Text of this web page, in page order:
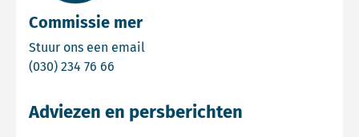
Commissie mer
Stuur ons een email
(030) 234 76 66
Adviezen en persberichten